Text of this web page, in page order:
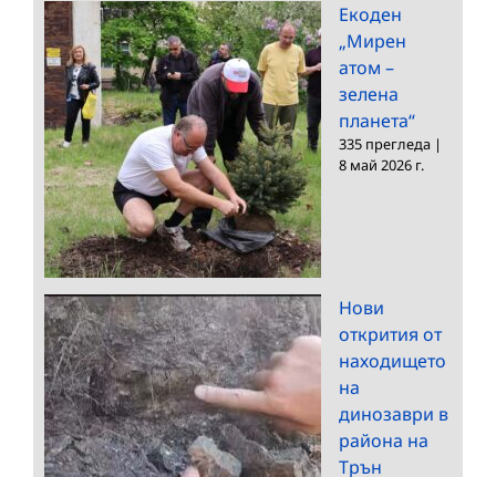
Екоден
„Мирен
атом –
зелена
планета“
335 прегледа |
8 май 2026 г.
Нови
открития от
находището
на
динозаври в
района на
Трън